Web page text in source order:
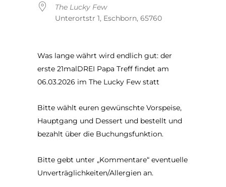
The Lucky Few
Unterortstr 1, Eschborn, 65760
Was lange währt wird endlich gut: der
erste 21malDREI Papa Treff findet am
06.03.2026 im The Lucky Few statt
Bitte wählt euren gewünschte Vorspeise,
Hauptgang und Dessert und bestellt und
bezahlt über die Buchungsfunktion.
Bitte gebt unter „Kommentare“ eventuelle
Unverträglichkeiten/Allergien an.